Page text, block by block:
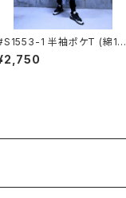
1 半袖ポケT (綿10
STUD'S[スタッズ]